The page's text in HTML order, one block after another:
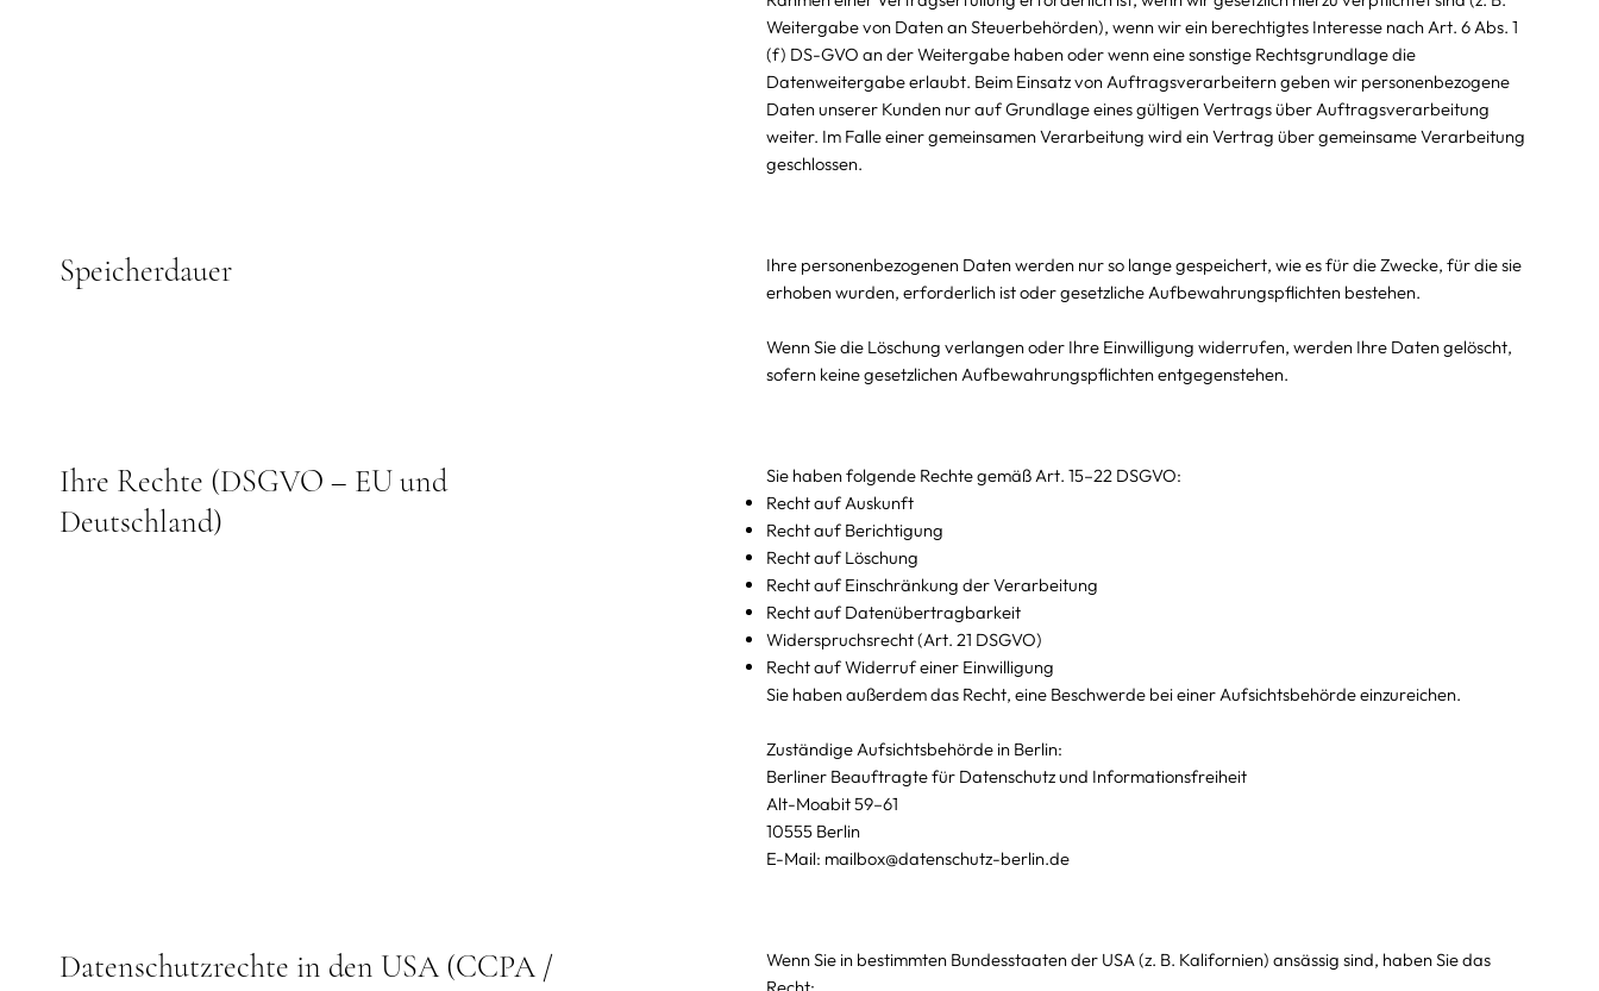
Weitergabe von Daten an Steuerbehörden), wenn wir ein berechtigtes Interesse nach Art. 6 Abs. 1
(f) DS-GVO an der Weitergabe haben oder wenn eine sonstige Rechtsgrundlage die
Datenweitergabe erlaubt. Beim Einsatz von Auftragsverarbeitern geben wir personenbezogene
Daten unserer Kunden nur auf Grundlage eines gültigen Vertrags über Auftragsverarbeitung
weiter. Im Falle einer gemeinsamen Verarbeitung wird ein Vertrag über gemeinsame Verarbeitung
geschlossen.
Speicherdauer
Ihre personenbezogenen Daten werden nur so lange gespeichert, wie es für die Zwecke, für die sie
erhoben wurden, erforderlich ist oder gesetzliche Aufbewahrungspflichten bestehen.
Wenn Sie die Löschung verlangen oder Ihre Einwilligung widerrufen, werden Ihre Daten gelöscht,
sofern keine gesetzlichen Aufbewahrungspflichten entgegenstehen.
Ihre Rechte (DSGVO – EU und
Deutschland)
Sie haben folgende Rechte gemäß Art. 15–22 DSGVO:
Recht auf Auskunft
Recht auf Berichtigung
Recht auf Löschung
Recht auf Einschränkung der Verarbeitung
Recht auf Datenübertragbarkeit
Widerspruchsrecht (Art. 21 DSGVO)
Recht auf Widerruf einer Einwilligung
Sie haben außerdem das Recht, eine Beschwerde bei einer Aufsichtsbehörde einzureichen.
Zuständige Aufsichtsbehörde in Berlin:
Berliner Beauftragte für Datenschutz und Informationsfreiheit
Alt-Moabit 59–61
10555 Berlin
E-Mail: mailbox@datenschutz-berlin.de
Datenschutzrechte in den USA (CCPA /
Wenn Sie in bestimmten Bundesstaaten der USA (z. B. Kalifornien) ansässig sind, haben Sie das